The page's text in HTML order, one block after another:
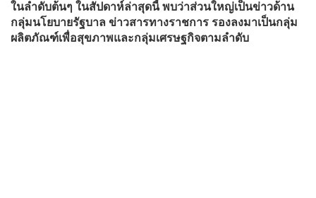
ในลำดับต้นๆ ในสัปดาห์ล่าสุดนี้ พบว่าส่วนใหญ่เป็นข่าวด้าน
กลุ่มนโยบายรัฐบาล ข่าวสารทางราชการ รองลงมาเป็นกลุ่ม
ผลิตภัณฑ์เพื่อสุขภาพและกลุ่มเศรษฐกิจตามลำดับ